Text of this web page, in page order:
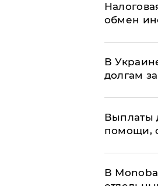
обмен
В
долгам
Выплаты
помощи,
В